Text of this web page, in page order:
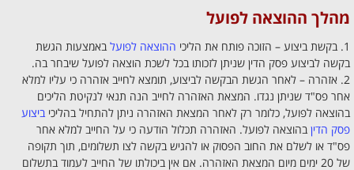
מהלך ההוצאה לפועל
1. בקשת ביצוע – הזוכה פותח את הליכי ההוצאה לפועל באמצעות הגשת
בקשה לביצוע פסק הדין שניתן לזכותו בכל לשכת הוצאה לפועל שיבחר בה.
2. אזהרה – לאחר הגשת הבקשה לביצוע, תומצא לחייב אזהרה כי עליו למלא
אחר פס"ד שניתן נגדו. המצאת האזהרה לחייב הנה תנאי לנקיטת הליכים
בהוצאה לפועל, כלומר רק לאחר המצאת האזהרה ניתן להתחיל בהליכיביצוע
פסק הדין בהוצאה לפועל. האזהרה תכלול הודעה כי על החייב למלא אחר
פס"ד או לשלם את החוב הפסוק או להגיש בקשה לצו תשלומים, תוך תקופה
של 20 ימים מיום המצאת האזהרה. אם אין ביכולתו של החייב לעמוד בתשלום